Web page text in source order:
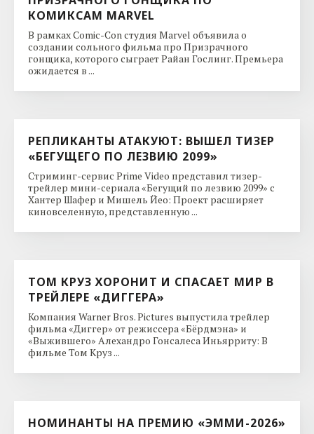
КОМИКСАМ MARVEL
В рамках Comic-Con студия Marvel объявила о
создании сольного фильма про Призрачного
гонщика, которого сыграет Райан Гослинг. Премьера
ожидается в ...
РЕПЛИКАНТЫ АТАКУЮТ: ВЫШЕЛ ТИЗЕР
«БЕГУЩЕГО ПО ЛЕЗВИЮ 2099»
Стриминг-сервис Prime Video представил тизер-
трейлер мини-сериала «Бегущий по лезвию 2099» с
Хантер Шафер и Мишель Йео: Проект расширяет
киновселенную, представленную ...
ТОМ КРУЗ ХОРОНИТ И СПАСАЕТ МИР В
ТРЕЙЛЕРЕ «ДИГГЕРА»
Компания Warner Bros. Pictures выпустила трейлер
фильма «Диггер» от режиссера «Бёрдмэна» и
«Выжившего» Алехандро Гонсалеса Иньярриту: В
фильме Том Круз ...
НОМИНАНТЫ НА ПРЕМИЮ «ЭММИ-2026»